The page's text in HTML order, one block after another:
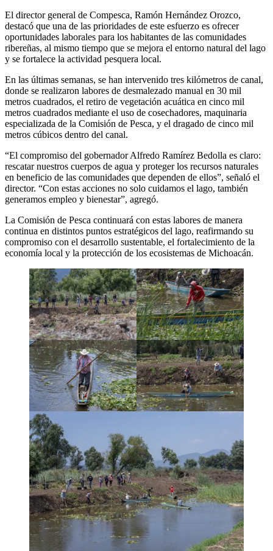
El director general de Compesca, Ramón Hernández Orozco,
destacó que una de las prioridades de este esfuerzo es ofrecer
oportunidades laborales para los habitantes de las comunidades
ribereñas, al mismo tiempo que se mejora el entorno natural del lago
y se fortalece la actividad pesquera local.
En las últimas semanas, se han intervenido tres kilómetros de canal,
donde se realizaron labores de desmalezado manual en 30 mil
metros cuadrados, el retiro de vegetación acuática en cinco mil
metros cuadrados mediante el uso de cosechadores, maquinaria
especializada de la Comisión de Pesca, y el dragado de cinco mil
metros cúbicos dentro del canal.
“El compromiso del gobernador Alfredo Ramírez Bedolla es claro:
rescatar nuestros cuerpos de agua y proteger los recursos naturales
en beneficio de las comunidades que dependen de ellos”, señaló el
director. “Con estas acciones no solo cuidamos el lago, también
generamos empleo y bienestar”, agregó.
La Comisión de Pesca continuará con estas labores de manera
continua en distintos puntos estratégicos del lago, reafirmando su
compromiso con el desarrollo sustentable, el fortalecimiento de la
economía local y la protección de los ecosistemas de Michoacán.